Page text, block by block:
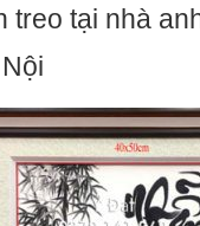
treo tại nhà